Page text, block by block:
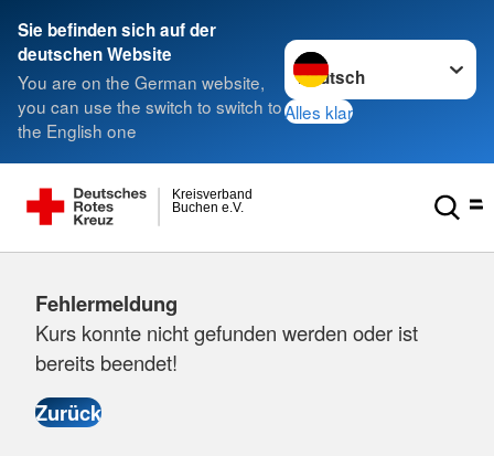
Sie befinden sich auf der
deutschen Website
You are on the German website,
you can use the switch to switch to
the English one
Sprache wechseln zu
Alles klar
Buchen e.V.
Kreisverband
Fehlermeldung
Kurs konnte nicht gefunden werden oder ist
bereits beendet!